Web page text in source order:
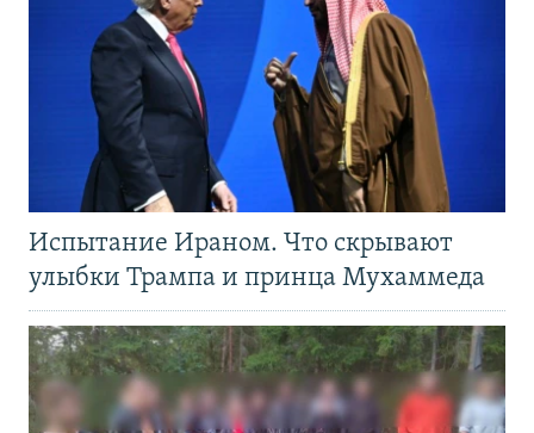
Испытание Ираном. Что скрывают
улыбки Трампа и принца Мухаммеда